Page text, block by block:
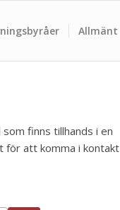
Allmänt
finns tillhands i en
för att komma i kontakt